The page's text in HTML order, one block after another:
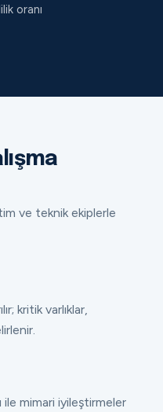
oranı
ve teknik ekiplerle
kritik varlıklar,
ile mimari iyileştirmeler